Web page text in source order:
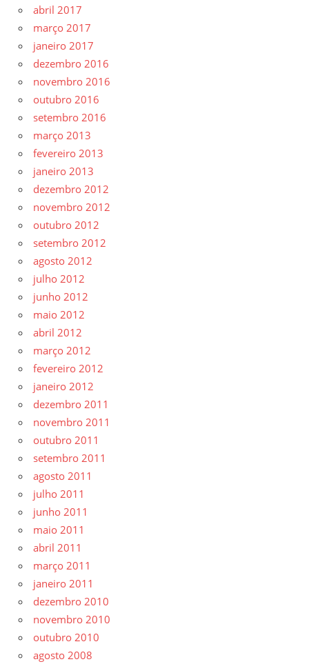
abril 2017
março 2017
janeiro 2017
dezembro 2016
novembro 2016
outubro 2016
setembro 2016
março 2013
fevereiro 2013
janeiro 2013
dezembro 2012
novembro 2012
outubro 2012
setembro 2012
agosto 2012
julho 2012
junho 2012
maio 2012
abril 2012
março 2012
fevereiro 2012
janeiro 2012
dezembro 2011
novembro 2011
outubro 2011
setembro 2011
agosto 2011
julho 2011
junho 2011
maio 2011
abril 2011
março 2011
janeiro 2011
dezembro 2010
novembro 2010
outubro 2010
agosto 2008